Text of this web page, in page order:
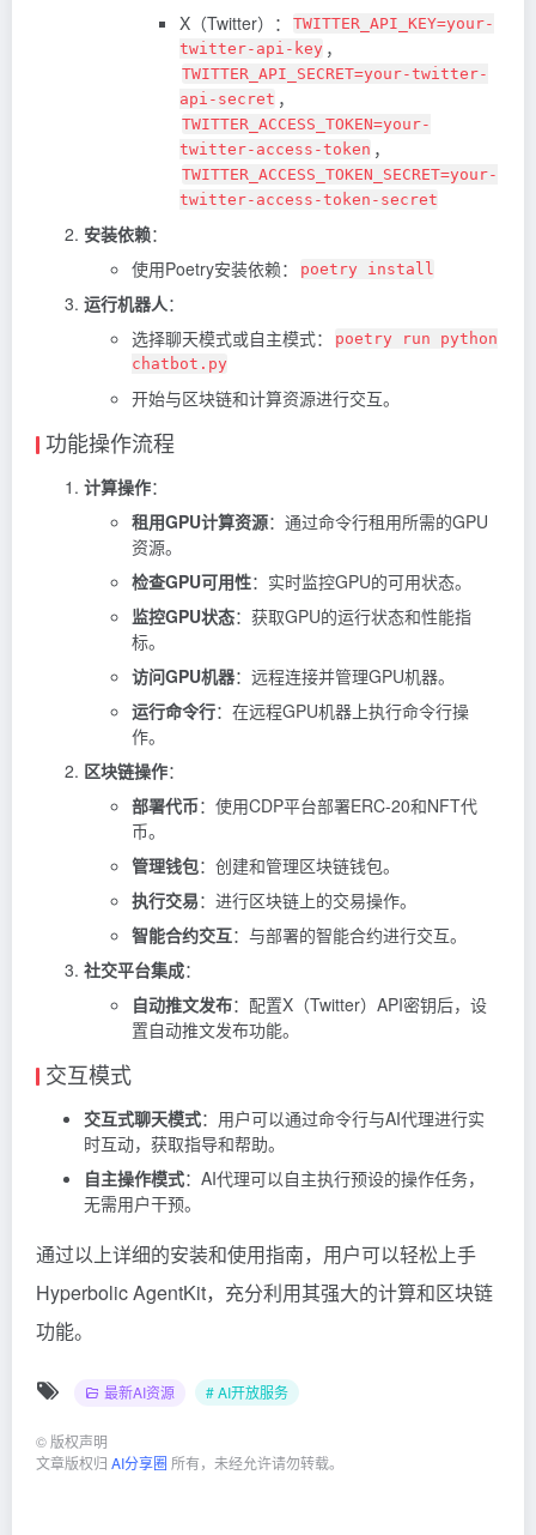
X（Twitter）：
TWITTER_API_KEY=your-
twitter-api-key ，
TWITTER_API_SECRET=your-twitter-
api-secret ，
TWITTER_ACCESS_TOKEN=your-
twitter-access-token ，
TWITTER_ACCESS_TOKEN_SECRET=your-
twitter-access-token-secret
安装依赖：
使用Poetry安装依赖：
poetry install
运行机器人：
选择聊天模式或自主模式：
poetry run python
chatbot.py
开始与区块链和计算资源进行交互。
功能操作流程
计算操作：
租用GPU计算资源：通过命令行租用所需的GPU
资源。
检查GPU可用性：实时监控GPU的可用状态。
监控GPU状态：获取GPU的运行状态和性能指
标。
访问GPU机器：远程连接并管理GPU机器。
运行命令行：在远程GPU机器上执行命令行操
作。
区块链操作：
部署代币：使用CDP平台部署ERC-20和NFT代
币。
管理钱包：创建和管理区块链钱包。
执行交易：进行区块链上的交易操作。
智能合约交互：与部署的智能合约进行交互。
社交平台集成：
自动推文发布：配置X（Twitter）API密钥后，设
置自动推文发布功能。
交互模式
交互式聊天模式：用户可以通过命令行与AI代理进行实
时互动，获取指导和帮助。
自主操作模式：AI代理可以自主执行预设的操作任务，
无需用户干预。
通过以上详细的安装和使用指南，用户可以轻松上手
Hyperbolic AgentKit，充分利用其强大的计算和区块链
功能。
最新AI资源 # AI开放服务
© 版权声明
文章版权归 AI分享圈 所有，未经允许请勿转载。